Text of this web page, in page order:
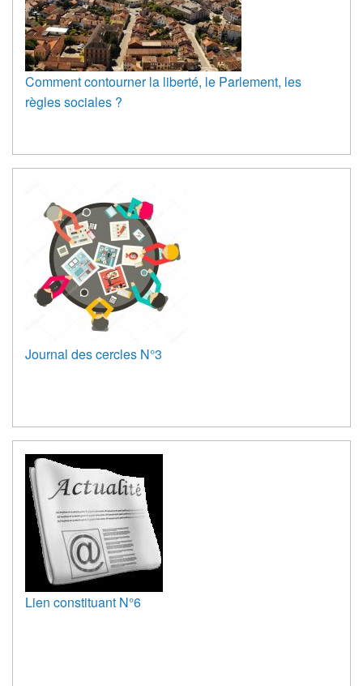
Comment contourner la liberté, le Parlement, les
règles sociales ?
Journal des cercles N°3
Lien constituant N°6